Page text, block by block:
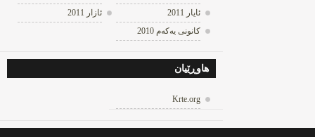
ئایار 2011
ئازار 2011
كانونی یه‌كه‌م 2010
هاوڕێیان
Krte.org